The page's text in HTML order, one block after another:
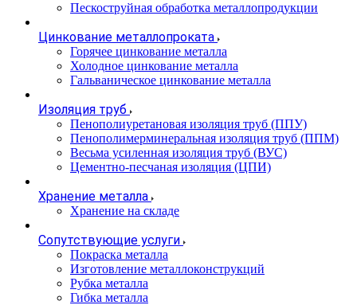
Пескоструйная обработка металлопродукции
Цинкование металлопроката
Горячее цинкование металла
Холодное цинкование металла
Гальваническое цинкование металла
Изоляция труб
Пенополиуретановая изоляция труб (ППУ)
Пенополимерминеральная изоляция труб (ППМ)
Весьма усиленная изоляция труб (ВУС)
Цементно-песчаная изоляция (ЦПИ)
Хранение металла
Хранение на складе
Сопутствующие услуги
Покраска металла
Изготовление металлоконструкций
Рубка металла
Гибка металла